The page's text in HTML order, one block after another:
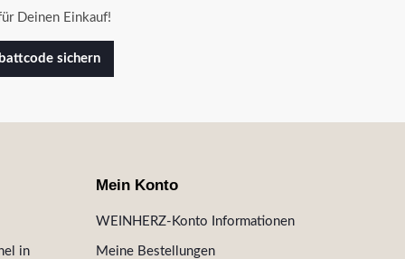
Deinen Einkauf!
sichern
in
Mein Konto
WEINHERZ-Konto Informationen
Meine Bestellungen